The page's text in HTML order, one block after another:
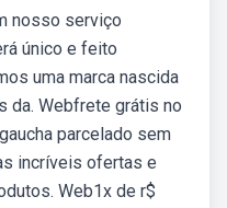
nosso serviço
único e feito
uma marca nascida
da. Webfrete grátis no
parcelado sem
incríveis ofertas e
Web1x de r$